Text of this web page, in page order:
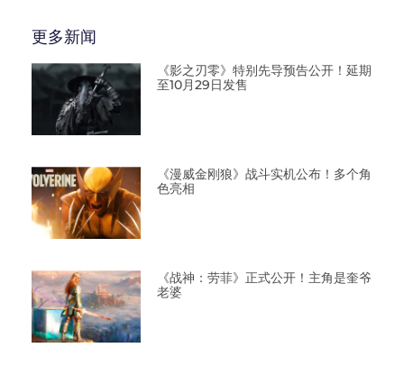
更多新闻
《影之刃零》特别先导预告公开！延期
至10月29日发售
《漫威金刚狼》战斗实机公布！多个角
色亮相
《战神：劳菲》正式公开！主角是奎爷
老婆